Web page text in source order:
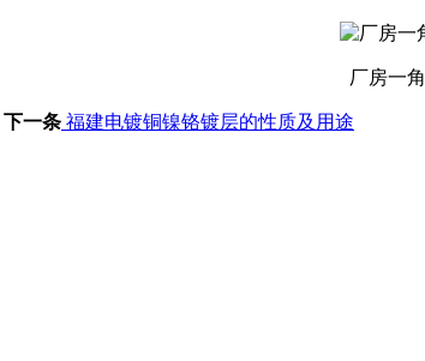
厂房一角
下一条 福建电镀铜镍铬镀层的性质及用途